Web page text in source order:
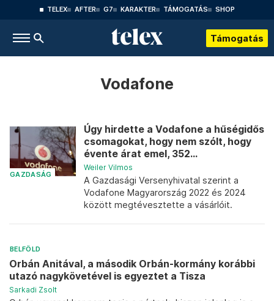
TELEX AFTER G7 KARAKTER TÁMOGATÁS SHOP
Támogatás
Vodafone
GAZDASÁG
Úgy hirdette a Vodafone a hűségidős
csomagokat, hogy nem szólt, hogy
évente árat emel, 352...
Weiler Vilmos
A Gazdasági Versenyhivatal szerint a
Vodafone Magyarország 2022 és 2024
között megtévesztette a vásárlóit.
BELFÖLD
Orbán Anitával, a második Orbán-kormány korábbi
utazó nagykövetével is egyeztet a Tisza
Sarkadi Zsolt